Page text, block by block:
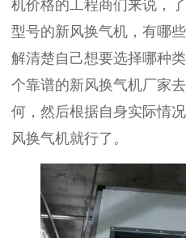
机价格的工程商们来说，
型号的新风换气机，有哪
解清楚自己想要选择哪种
个靠谱的新风换气机厂家
何，然后根据自身实际情
风换气机就行了。